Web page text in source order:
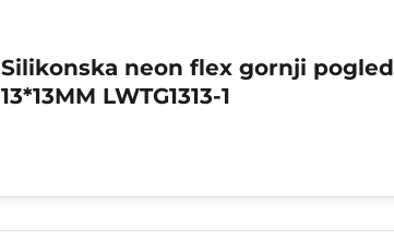
Silikonska neon flex gornji pogled
13*13MM LWTG1313-1